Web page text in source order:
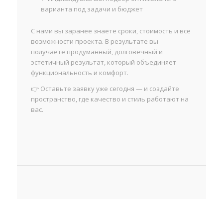
варианта под задачи и бюджет
С нами вы заранее знаете сроки, стоимость и все
возможности проекта. В результате вы
получаете продуманный, долговечный и
эстетичный результат, который объединяет
функциональность и комфорт.
👉 Оставьте заявку уже сегодня — и создайте
пространство, где качество и стиль работают на
вас.